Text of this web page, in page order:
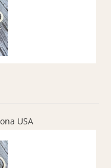
oříšková matná
083
Vybrat
USA